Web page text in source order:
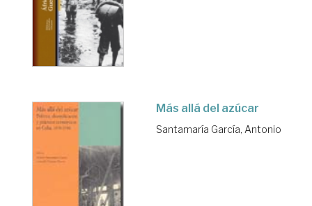
Más allá del azúcar
Santamaría García, Antonio